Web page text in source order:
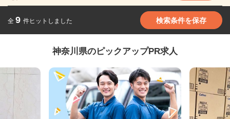
全 9 件ヒットしました 検索条件を保存
神奈川県のピックアップPR求人